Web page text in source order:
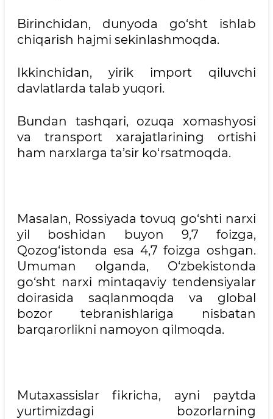
Birinchidan, dunyoda go‘sht ishlab
chiqarish hajmi sekinlashmoqda.
Ikkinchidan, yirik import qiluvchi
davlatlarda talab yuqori.
Bundan tashqari, ozuqa xomashyosi
va transport xarajatlarining ortishi
ham narxlarga ta’sir ko‘rsatmoqda.
Masalan, Rossiyada tovuq go‘shti narxi
yil boshidan buyon 9,7 foizga,
Qozog‘istonda esa 4,7 foizga oshgan.
Umuman olganda, O‘zbekistonda
go‘sht narxi mintaqaviy tendensiyalar
doirasida saqlanmoqda va global
bozor tebranishlariga nisbatan
barqarorlikni namoyon qilmoqda.
Mutaxassislar fikricha, ayni paytda
yurtimizdagi bozorlarning